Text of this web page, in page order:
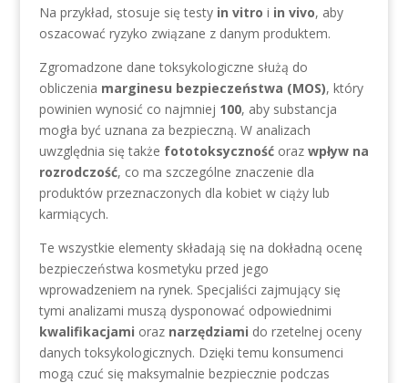
Na przykład, stosuje się testy in vitro i in vivo, aby
oszacować ryzyko związane z danym produktem.
Zgromadzone dane toksykologiczne służą do
obliczenia marginesu bezpieczeństwa (MOS), który
powinien wynosić co najmniej 100, aby substancja
mogła być uznana za bezpieczną. W analizach
uwzględnia się także fototoksycznośćoraz wpływ na
rozrodczość, co ma szczególne znaczenie dla
produktów przeznaczonych dla kobiet w ciąży lub
karmiących.
Te wszystkie elementy składają się na dokładną ocenę
bezpieczeństwa kosmetyku przed jego
wprowadzeniem na rynek. Specjaliści zajmujący się
tymi analizami muszą dysponować odpowiednimi
kwalifikacjami oraz narzędziami do rzetelnej oceny
danych toksykologicznych. Dzięki temu konsumenci
mogą czuć się maksymalnie bezpiecznie podczas